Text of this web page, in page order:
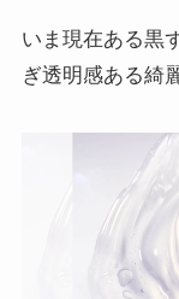
いま現在ある黒
ぎ透明感ある綺